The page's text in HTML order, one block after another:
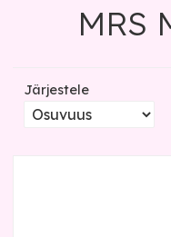
MRS
Järjestele